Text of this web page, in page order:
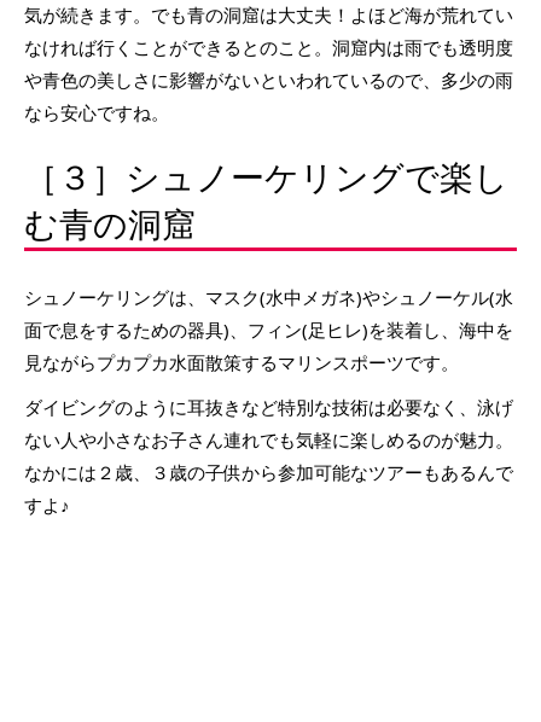
気が続きます。でも青の洞窟は大丈夫！よほど海が荒れてい
なければ行くことができるとのこと。洞窟内は雨でも透明度
や青色の美しさに影響がないといわれているので、多少の雨
なら安心ですね。
［３］シュノーケリングで楽し
む青の洞窟
シュノーケリングは、マスク(水中メガネ)やシュノーケル(水
面で息をするための器具)、フィン(足ヒレ)を装着し、海中を
見ながらプカプカ水面散策するマリンスポーツです。
ダイビングのように耳抜きなど特別な技術は必要なく、泳げ
ない人や小さなお子さん連れでも気軽に楽しめるのが魅力。
なかには２歳、３歳の子供から参加可能なツアーもあるんで
すよ♪